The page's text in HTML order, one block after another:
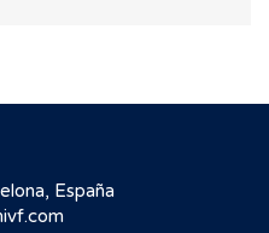
España